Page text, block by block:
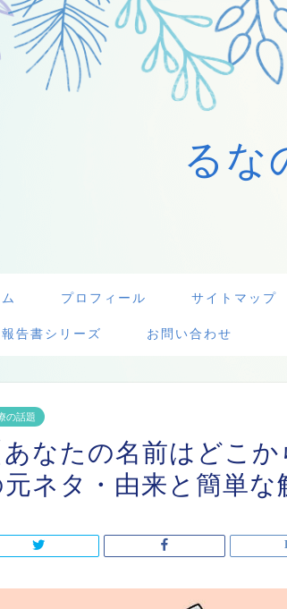
るな
プロフィール サイトマップ
告書シリーズ お問い合わせ
の話題
あなたの名前はどこ
元ネタ・由来と簡単な